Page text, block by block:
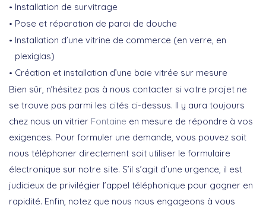
Installation de survitrage
Pose et réparation de paroi de douche
Installation d’une vitrine de commerce (en verre, en
plexiglas)
Création et installation d’une baie vitrée sur mesure
Bien sûr, n’hésitez pas à nous contacter si votre projet ne
se trouve pas parmi les cités ci-dessus. Il y aura toujours
chez nous un vitrier Fontaine en mesure de répondre à vos
exigences. Pour formuler une demande, vous pouvez soit
nous téléphoner directement soit utiliser le formulaire
électronique sur notre site. S’il s’agit d’une urgence, il est
judicieux de privilégier l’appel téléphonique pour gagner en
rapidité. Enfin, notez que nous nous engageons à vous